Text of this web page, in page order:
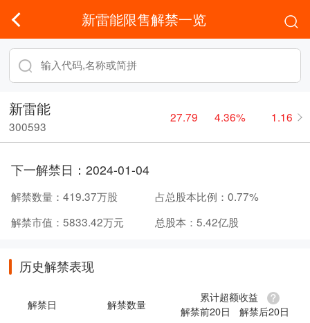
新雷能限售解禁一览
新雷能
300593
27.79 4.36% 1.16
下一解禁日： 2024-01-04
解禁数量： 419.37万股 占总股本比例： 0.77%
解禁市值： 5833.42万元 总股本： 5.42亿股
历史解禁表现
解禁日 解禁数量
累计超额收益
解禁前20日
解禁后20日